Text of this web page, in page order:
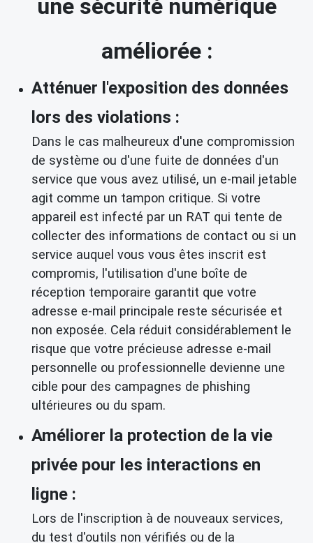
une sécurité numérique
améliorée :
Atténuer l'exposition des données
lors des violations :
Dans le cas malheureux d'une compromission
de système ou d'une fuite de données d'un
service que vous avez utilisé, un e-mail jetable
agit comme un tampon critique. Si votre
appareil est infecté par un RAT qui tente de
collecter des informations de contact ou si un
service auquel vous vous êtes inscrit est
compromis, l'utilisation d'une boîte de
réception temporaire garantit que votre
adresse e-mail principale reste sécurisée et
non exposée. Cela réduit considérablement le
risque que votre précieuse adresse e-mail
personnelle ou professionnelle devienne une
cible pour des campagnes de phishing
ultérieures ou du spam.
Améliorer la protection de la vie
privée pour les interactions en
ligne :
Lors de l'inscription à de nouveaux services,
du test d'outils non vérifiés ou de la